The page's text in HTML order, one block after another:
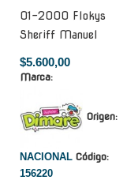
01-2000 Flokys
Sheriff Manuel
$5.600,00
Marca:
Origen:
NACIONAL Código:
156220